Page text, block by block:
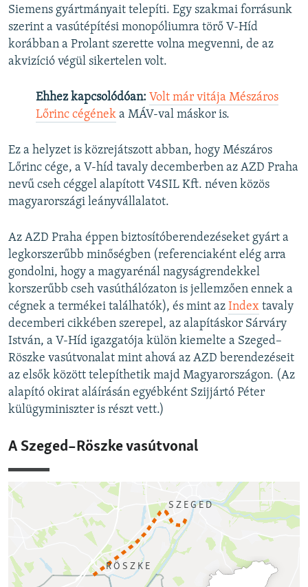
Siemens gyártmányait telepíti. Egy szakmai forrásunk
szerint a vasútépítési monopóliumra törő V-Híd
korábban a Prolant szerette volna megvenni, de az
akvizíció végül sikertelen volt.
Ehhez kapcsolódóan: Volt már vitája Mészáros
Lőrinc cégének a MÁV-val máskor is.
Ez a helyzet is közrejátszott abban, hogy Mészáros
Lőrinc cége, a V-híd tavaly decemberben az AZD Praha
nevű cseh céggel alapított V4SIL Kft. néven közös
magyarországi leányvállalatot.
Az AZD Praha éppen biztosítóberendezéseket gyárt a
legkorszerűbb minőségben (referenciaként elég arra
gondolni, hogy a magyarénál nagyságrendekkel
korszerűbb cseh vasúthálózaton is jellemzően ennek a
cégnek a termékei találhatók), és mint az Index tavaly
decemberi cikkében szerepel, az alapításkor Sárváry
István, a V-Híd igazgatója külön kiemelte a Szeged–
Röszke vasútvonalat mint ahová az AZD berendezéseit
az elsők között telepíthetik majd Magyarországon. (Az
alapító okirat aláírásán egyébként Szijjártó Péter
külügyminiszter is részt vett.)